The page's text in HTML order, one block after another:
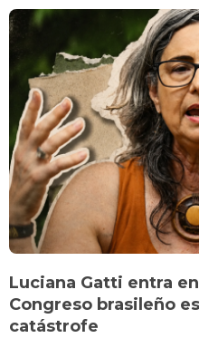
Luciana Gatti entra
Congreso brasileño
catástrofe